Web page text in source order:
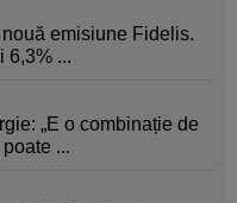
emisiune Fidelis.
6,3% ...
„E o combinație de
...